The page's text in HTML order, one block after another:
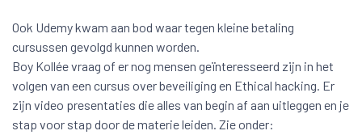
Ook Udemy kwam aan bod waar tegen kleine betaling
cursussen gevolgd kunnen worden.
Boy Kollée vraag of er nog mensen geïnteresseerd zijn in het
volgen van een cursus over beveiliging en Ethical hacking. Er
zijn video presentaties die alles van begin af aan uitleggen en je
stap voor stap door de materie leiden. Zie onder: